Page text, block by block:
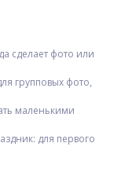
сделает фото или
групповых фото,
маленькими
для первого